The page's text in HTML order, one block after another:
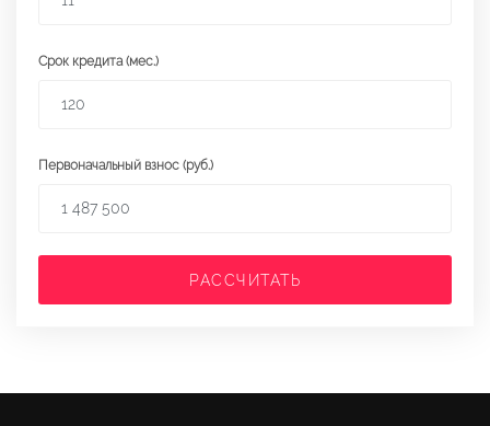
Срок кредита (мес.)
Первоначальный взнос (руб.)
РАССЧИТАТЬ